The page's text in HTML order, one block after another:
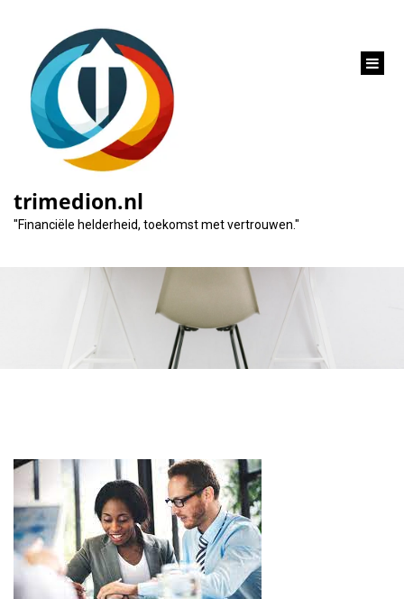
trimedion.nl
"Financiële helderheid, toekomst met vertrouwen."
Belastingdienst:
Fiscale Aspecten van
een Zakelijke Lening